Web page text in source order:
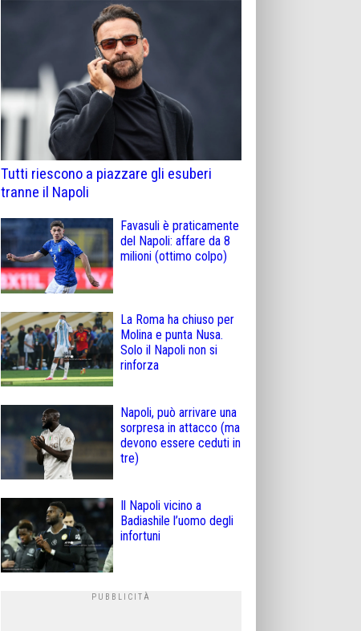
Tutti riescono a piazzare gli esuberi
tranne il Napoli
Favasuli è praticamente
del Napoli: affare da 8
milioni (ottimo colpo)
La Roma ha chiuso per
Molina e punta Nusa.
Solo il Napoli non si
rinforza
Napoli, può arrivare una
sorpresa in attacco (ma
devono essere ceduti in
tre)
Il Napoli vicino a
Badiashile l’uomo degli
infortuni